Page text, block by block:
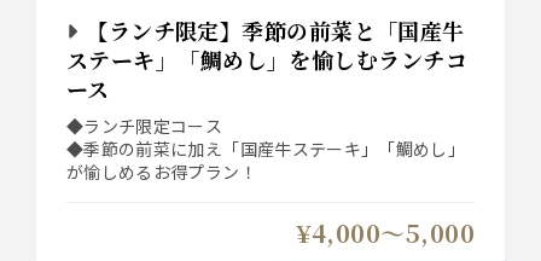
【ランチ限定】季節の前菜と「国産牛
ステーキ」「鯛めし」を愉しむランチコ
ース
◆ランチ限定コース
◆季節の前菜に加え「国産牛ステーキ」「鯛めし」
が愉しめるお得プラン！
¥4,000〜5,000